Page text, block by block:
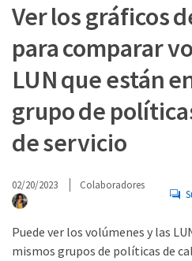
Ver los gráficos
para comparar
LUN que están
grupo de
de servicio
02/20/2023 Colaboradores
Puede ver los volúmenes y las
mismos grupos de políticas de